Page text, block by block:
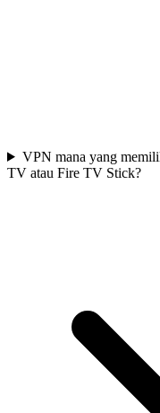
VPN mana yang
TV atau Fire TV Stick?